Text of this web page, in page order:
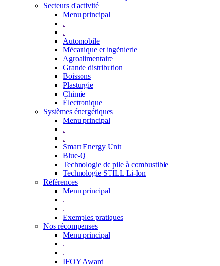
Secteurs d'activité
Menu principal
.
.
Automobile
Mécanique et ingénierie
Agroalimentaire
Grande distribution
Boissons
Plasturgie
Chimie
Électronique
Systèmes énergétiques
Menu principal
.
.
Smart Energy Unit
Blue-Q
Technologie de pile à combustible
Technologie STILL Li-Ion
Références
Menu principal
.
.
Exemples pratiques
Nos récompenses
Menu principal
.
.
IFOY Award